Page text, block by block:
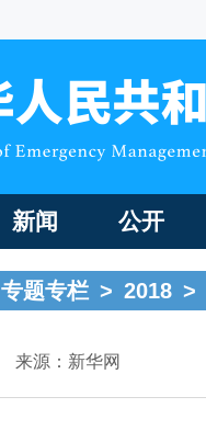
新闻 公开
专题专栏 > 2018 >
来源：新华网